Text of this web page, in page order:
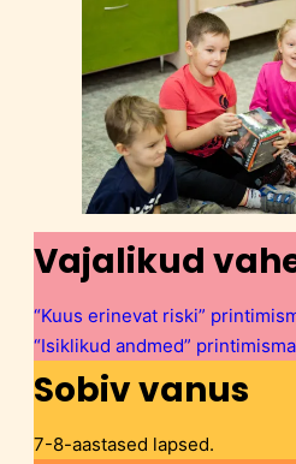
Vajalikud
“Kuus erinevat riski”
“Isiklikud andmed”
Sobiv vanus
7-8-aastased lapsed.